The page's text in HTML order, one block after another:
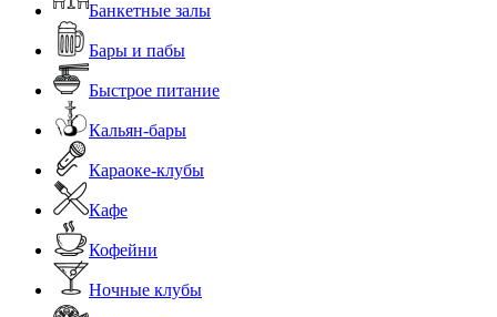
Банкетные залы
Бары и пабы
Быстрое питание
Кальян-бары
Караоке-клубы
Кафе
Кофейни
Ночные клубы